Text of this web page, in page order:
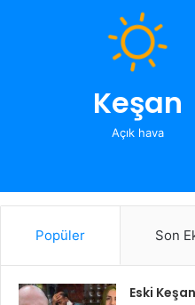
Keşan
Açık hava
Popüler Son
Eski